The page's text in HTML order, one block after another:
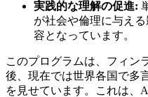
実践的な理解の促進:
が社会や倫理に与え
容となっています。
このプログラムは、フィン
後、現在では世界各国で多
を見せています。これは、